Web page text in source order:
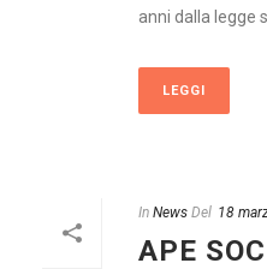
anni dalla legge
LEGGI
In News Del 18
APE